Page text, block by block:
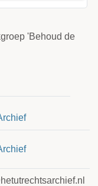
'Behoud de